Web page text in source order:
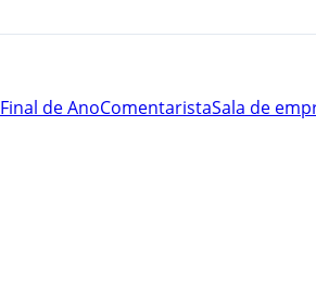
Final de AnoComentaristaSala de